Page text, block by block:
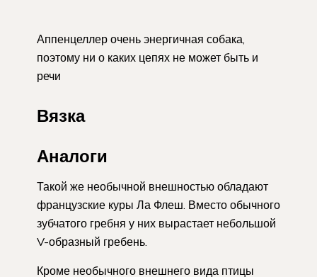
Аппенцеллер очень энергичная собака,
поэтому ни о каких цепях не может быть и
речи
Вязка
Аналоги
Такой же необычной внешностью обладают
французские куры Ла Флеш. Вместо обычного
зубчатого гребня у них вырастает небольшой
V-образный гребень.
Кроме необычного внешнего вида птицы